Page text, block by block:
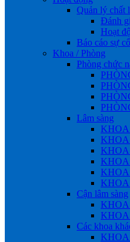
Quản lý chất
Đánh
Hoạt
Báo cáo sự
Khoa / Phòng
Phòng chức
Lâm sàng
KHOA
KHOA
KHOA
KHOA
KHOA
Cận lâm sàng
Các khoa